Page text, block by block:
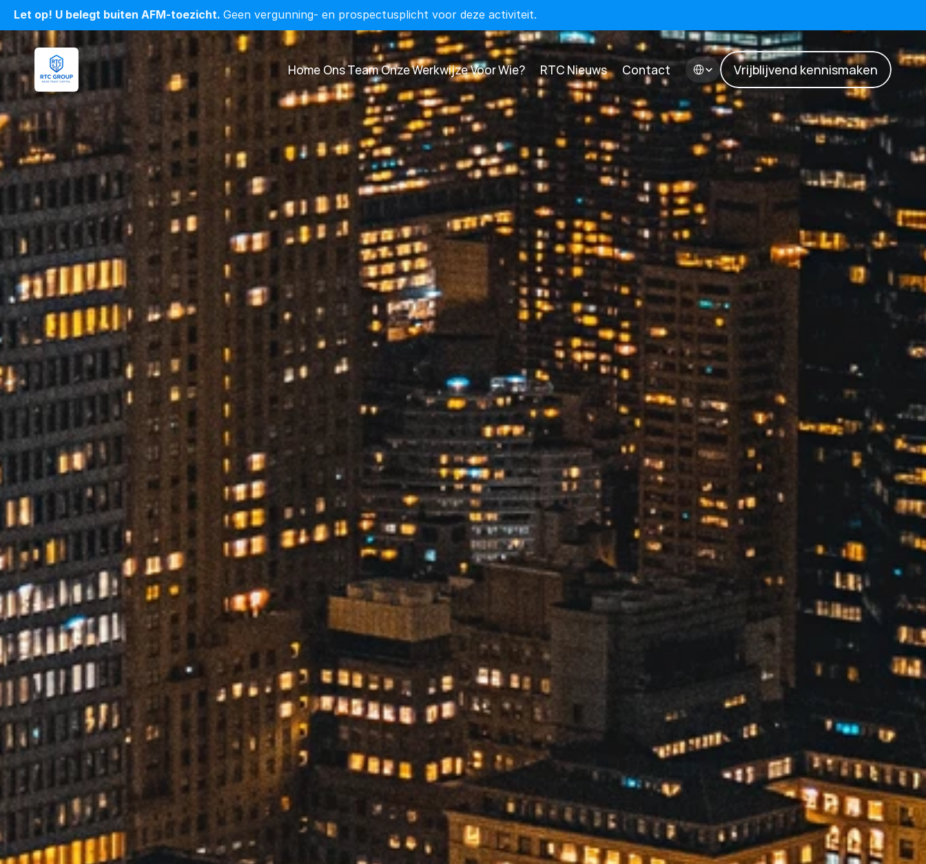
Let op! U belegt buiten AFM-toezicht. Geen vergunning- en prospectusplicht voor deze activiteit.
HomeOns TeamOnze WerkwijzeVoor Wie? RTC Nieuws Contact
Select Language
Vrijblijvend kennismaken